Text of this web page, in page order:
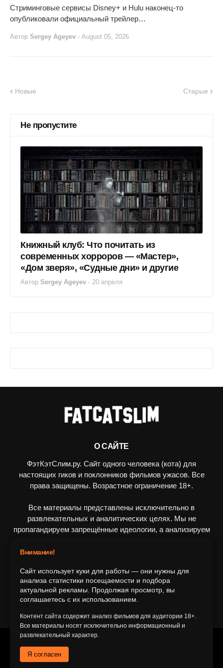
Стриминговые сервисы Disney+ и Hulu наконец-то
опубликовали официальный трейлер…
Автор Sergey Ageyev - August 05, 2026
Новые Старые
Не пропустите
Книжный клуб: Что почитать из
современных хорроров — «Мастер»,
«Дом зверя», «Судные дни» и другие
Автор Sergey Ageyev - 20 апреля
О САЙТЕ
ФэтКэтСлим.ру. Сайт одного человека (кота) для
настоящих гиков и поклонников фильмов ужасов. Все
права защищены. Возрастное ограничение 18+.
Все материалы представлены исключительно в
развлекательных и аналитических целях. Мы не
пропагандируем запрещённые идеологии, а анализируем
ПОДПИШИТЕСЬ НА НАС
Главная
Внимание!
Сайт использует куки для работы — они нужны для
анализа статистики посещаемости и подбора
актуальной рекламы. Продолжая просмотр, вы
соглашаетесь с их использованием.
Контент сайта содержит анализ фильмов для аудитории 18+.
Все материалы носят исключительно информационный и
развлекательный характер.
Я согласен